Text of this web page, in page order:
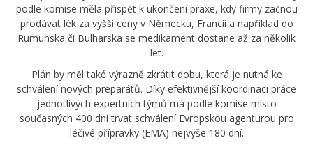
podle komise měla přispět k ukončení praxe, kdy firmy začnou
prodávat lék za vyšší ceny v Německu, Francii a například do
Rumunska či Bulharska se medikament dostane až za několik
let.
Plán by měl také výrazně zkrátit dobu, která je nutná ke
schválení nových preparátů. Díky efektivnější koordinaci práce
jednotlivých expertních týmů má podle komise místo
současných 400 dní trvat schválení Evropskou agenturou pro
léčivé přípravky (EMA) nejvýše 180 dní.